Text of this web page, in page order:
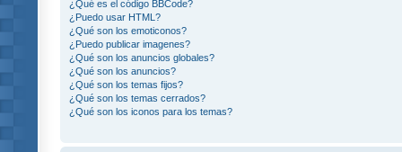
¿Qué es el código BBCode?
¿Puedo usar HTML?
¿Qué son los emoticonos?
¿Puedo publicar imagenes?
¿Qué son los anuncios globales?
¿Qué son los anuncios?
¿Qué son los temas fijos?
¿Qué son los temas cerrados?
¿Qué son los iconos para los temas?